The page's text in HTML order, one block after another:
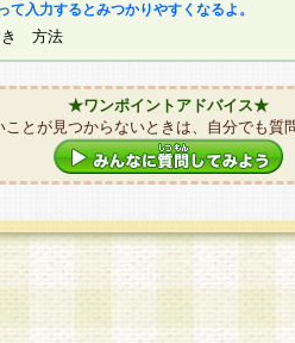
て入力するとみつかりやすくなるよ。
方法
★ワンポイントアドバイス★
ことが見つからないときは、自分でも質